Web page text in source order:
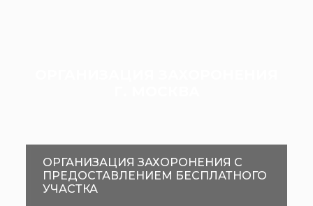
ОРГАНИЗАЦИЯ ЗАХОРОНЕНИЯ С
ПРЕДОСТАВЛЕНИЕМ БЕСПЛАТНОГО
УЧАСТКА